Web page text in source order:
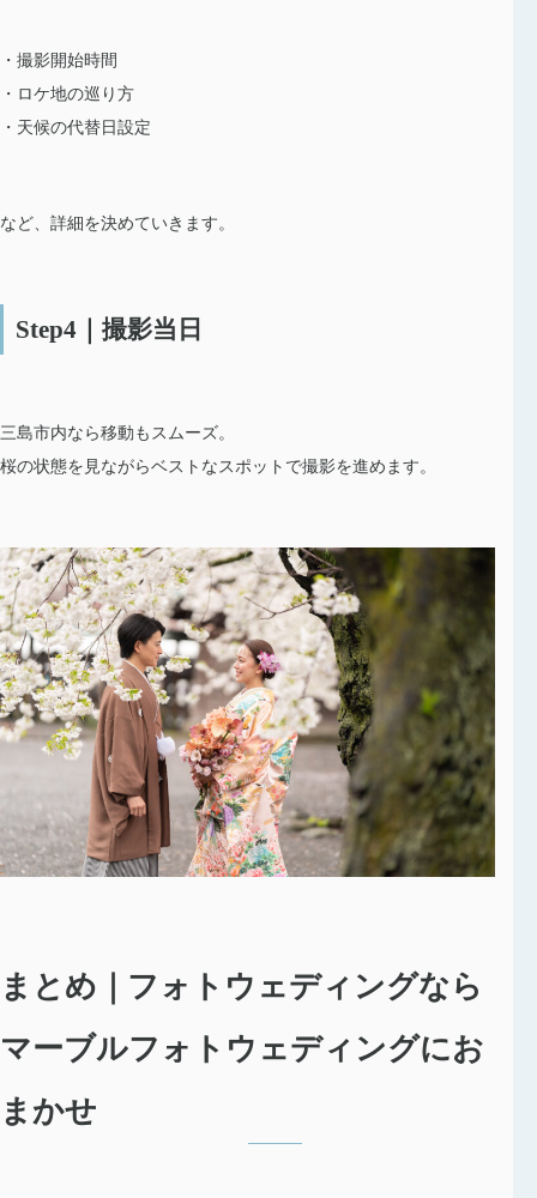
・撮影開始時間
・ロケ地の巡り方
・天候の代替日設定
など、詳細を決めていきます。
Step4｜撮影当日
三島市内なら移動もスムーズ。
桜の状態を見ながらベストなスポットで撮影を進めます。
まとめ｜フォトウェディングなら
マーブルフォトウェディングにお
まかせ